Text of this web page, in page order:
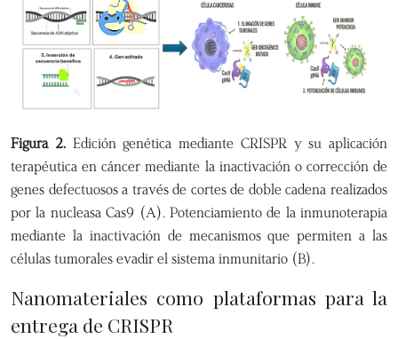
Figura 2.Edición genética mediante CRISPR y su aplicación
terapéutica en cáncer mediante la inactivación o corrección de
genes defectuosos a través de cortes de doble cadena realizados
por la nucleasa Cas9 (A). Potenciamiento de la inmunoterapia
mediante la inactivación de mecanismos que permiten a las
células tumorales evadir el sistema inmunitario (B).
Nanomateriales como plataformas para la
entrega de CRISPR